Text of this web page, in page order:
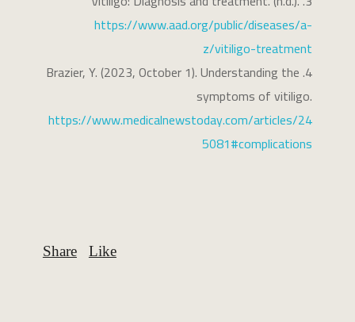
https://www.aad.org/public/diseases/a-
z/vitiligo-treatment
Brazier, Y. (2023, October 1). Understanding the
symptoms of vitiligo.
https://www.medicalnewstoday.com/articles/24
5081#complications